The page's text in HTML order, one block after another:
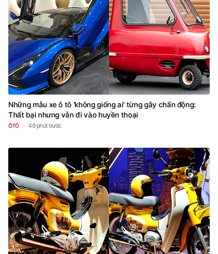
Những mẫu xe ô tô 'không giống ai' từng gây chấn động:
Thất bại nhưng vẫn đi vào huyền thoại
ÔTÔ 49 phút trước